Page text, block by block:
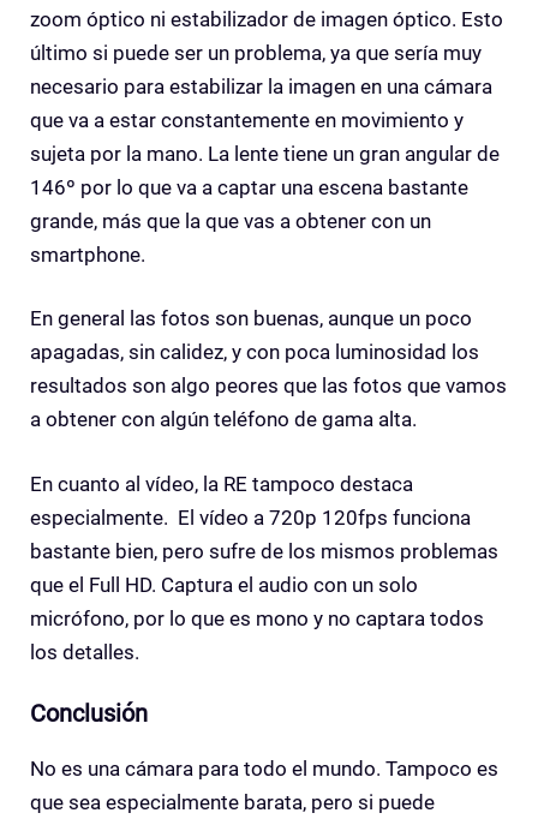
zoom óptico ni estabilizador de imagen óptico. Esto
último si puede ser un problema, ya que sería muy
necesario para estabilizar la imagen en una cámara
que va a estar constantemente en movimiento y
sujeta por la mano. La lente tiene un gran angular de
146º por lo que va a captar una escena bastante
grande, más que la que vas a obtener con un
smartphone.
En general las fotos son buenas, aunque un poco
apagadas, sin calidez, y con poca luminosidad los
resultados son algo peores que las fotos que vamos
a obtener con algún teléfono de gama alta.
En cuanto al vídeo, la RE tampoco destaca
especialmente. El vídeo a 720p 120fps funciona
bastante bien, pero sufre de los mismos problemas
que el Full HD. Captura el audio con un solo
micrófono, por lo que es mono y no captara todos
los detalles.
Conclusión
No es una cámara para todo el mundo. Tampoco es
que sea especialmente barata, pero si puede